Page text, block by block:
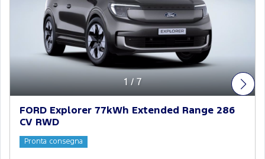
1 / 7
FORD Explorer 77kWh Extended Range 286
CV RWD
Pronta consegna